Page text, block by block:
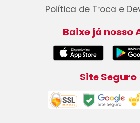
Política de Troca e
Baixe já nosso
Site Seguro